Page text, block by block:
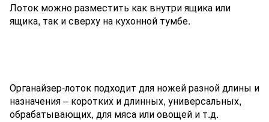
Лоток можно разместить как внутри ящика или
ящика, так и сверху на кухонной тумбе.
Органайзер-лоток подходит для ножей разной длины и
назначения – коротких и длинных, универсальных,
обрабатывающих, для мяса или овощей и т.д.